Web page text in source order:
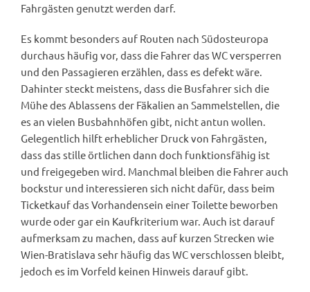
Fahrgästen genutzt werden darf.
Es kommt besonders auf Routen nach Südosteuropa
durchaus häufig vor, dass die Fahrer das WC versperren
und den Passagieren erzählen, dass es defekt wäre.
Dahinter steckt meistens, dass die Busfahrer sich die
Mühe des Ablassens der Fäkalien an Sammelstellen, die
es an vielen Busbahnhöfen gibt, nicht antun wollen.
Gelegentlich hilft erheblicher Druck von Fahrgästen,
dass das stille örtlichen dann doch funktionsfähig ist
und freigegeben wird. Manchmal bleiben die Fahrer auch
bockstur und interessieren sich nicht dafür, dass beim
Ticketkauf das Vorhandensein einer Toilette beworben
wurde oder gar ein Kaufkriterium war. Auch ist darauf
aufmerksam zu machen, dass auf kurzen Strecken wie
Wien-Bratislava sehr häufig das WC verschlossen bleibt,
jedoch es im Vorfeld keinen Hinweis darauf gibt.